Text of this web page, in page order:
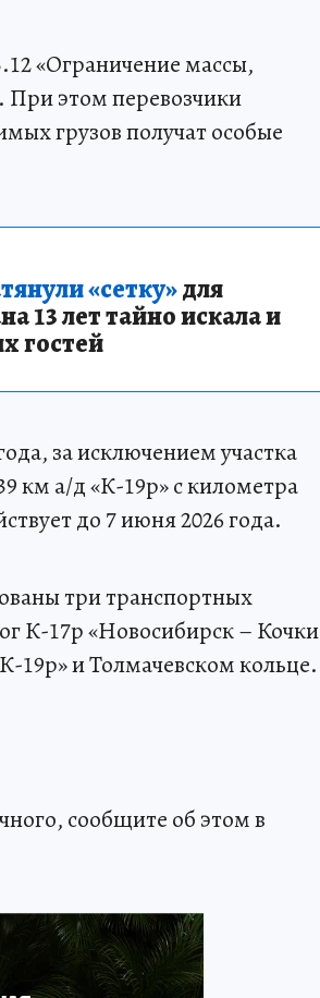
«Ограничение массы,
При этом перевозчики
грузов получат особые
«сетку»для
13 лет тайно искала и
гостей
за исключением участка
км а/д «К-19р» с километра
до 7 июня 2026 года.
три транспортных
К-17р «Новосибирск – Кочки
19р» и Толмачевском кольце.
сообщите об этом в